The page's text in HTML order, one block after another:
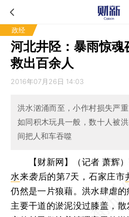
政经
河北井陉：暴雨惊魂
救出百余人
2016年07月26日 14:03
洪水汹涌而至，小作村损失严
如同积木玩具一般，数十人被
间把人和车吞噬
【财新网】（记者 萧辉）
水来袭后的第7天，石家庄市
仍然是一片狼藉。洪水肆虐
主要干道的淤泥没过膝盖，